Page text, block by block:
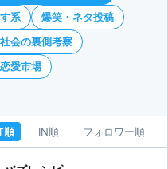
系
爆笑・ネタ投稿
会の裏側考察
愛市場
順 IN順 フォロワー順